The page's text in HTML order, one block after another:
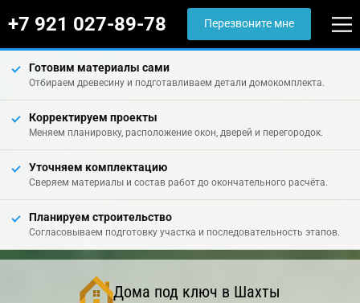
+7 921 027-89-78 Перезвоните мне
Готовим материалы сами
Отбираем древесину и подготавливаем детали домокомплекта.
Корректируем проекты
Меняем планировку, расположение окон, дверей и перегородок.
Уточняем комплектацию
Сверяем материалы и состав работ до окончательного расчёта.
Планируем строительство
Согласовываем подготовку участка и последовательность этапов.
Дома под ключ в Шахты